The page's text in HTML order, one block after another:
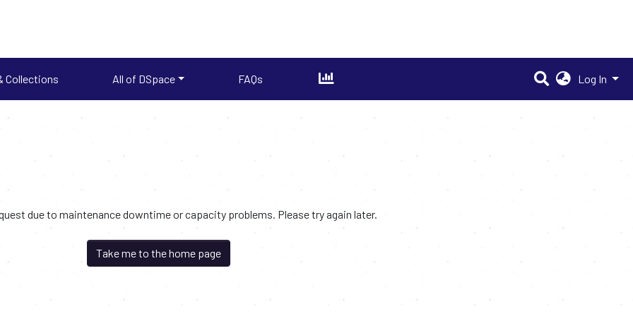
Collections All of DSpace FAQs Log In
due to maintenance downtime or capacity problems. Please try again later.
Take me to the home page